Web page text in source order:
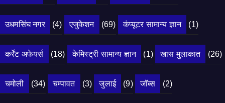
उधमसिंघ नगर (4) एजुकेशन (69) कंप्यूटर सामान्य ज्ञान (1)
कर्रेंट अफेयर्स (18) केमिस्ट्री सामान्य ज्ञान (1) खास मुलाकात (26)
चमोली (34) चम्पावत (3) जुलाई (9) जॉब्स (2)